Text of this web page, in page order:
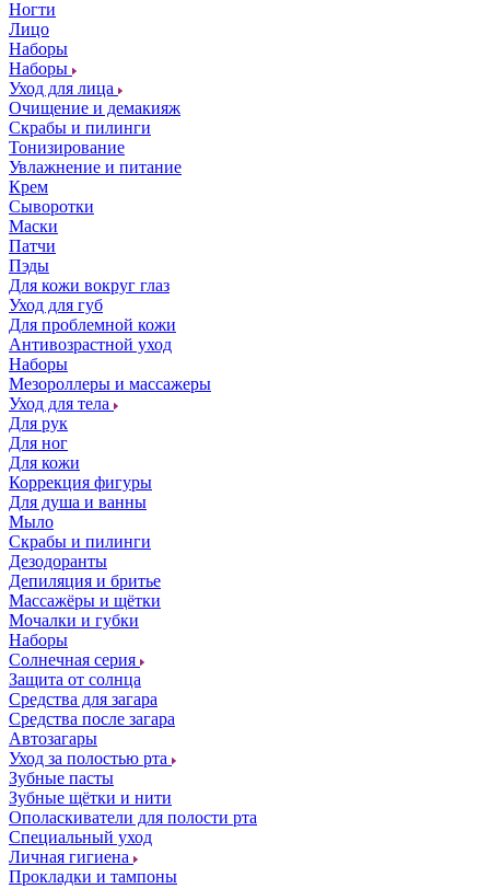
Ногти
Лицо
Наборы
Наборы
Уход для лица
Очищение и демакияж
Скрабы и пилинги
Тонизирование
Увлажнение и питание
Крем
Сыворотки
Маски
Патчи
Пэды
Для кожи вокруг глаз
Уход для губ
Для проблемной кожи
Антивозрастной уход
Наборы
Мезороллеры и массажеры
Уход для тела
Для рук
Для ног
Для кожи
Коррекция фигуры
Для душа и ванны
Мыло
Скрабы и пилинги
Дезодоранты
Депиляция и бритье
Массажёры и щётки
Мочалки и губки
Наборы
Солнечная серия
Защита от солнца
Средства для загара
Средства после загара
Автозагары
Уход за полостью рта
Зубные пасты
Зубные щётки и нити
Ополаскиватели для полости рта
Специальный уход
Личная гигиена
Прокладки и тампоны